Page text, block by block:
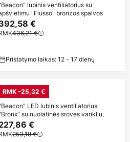
lubinis ventiliatorius su
"Flusso" bronzos spalvos
€
436,21 €
Pristatymo laikas: 12 - 17 dienų
RMK -25,32 €
LED lubinis ventiliatorius
su nuolatinės srovės varikliu,
€
253,18 €